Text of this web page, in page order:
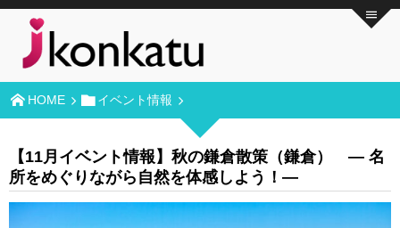
HOME イベント情報
【11月イベント情報】秋の鎌倉散策（鎌倉） ― 名
所をめぐりながら自然を体感しよう！―